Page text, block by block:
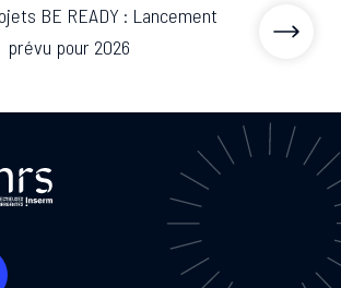
BE READY : Lancement
prévu pour 2026